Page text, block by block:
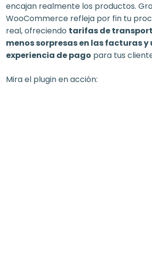
encajan realmente los productos.
WooCommerce refleja por fin tu
real, ofreciendo tarifas de
menos sorpresas en las facturas y
experiencia de pago para tus
Mira el plugin en acción: